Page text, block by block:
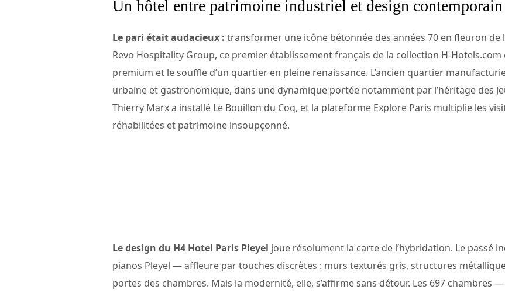
Un hôtel entre patrimoine industriel et design contemporain
Le pari était audacieux : transformer une icône bétonnée des années 70 en fleuron
Revo Hospitality Group, ce premier établissement français de la collection H-Hotels.com
premium et le souffle d’un quartier en pleine renaissance. L’ancien quartier
urbaine et gastronomique, dans une dynamique portée notamment par l’héritage des
Thierry Marx a installé Le Bouillon du Coq, et la plateforme Explore Paris multiplie les
réhabilitées et patrimoine insoupçonné.
Le design du H4 Hotel Paris Pleyel joue résolument la carte de l’hybridation. Le passé
pianos Pleyel — affleure par touches discrètes : murs texturés gris, structures
portes des chambres. Mais la modernité, elle, s’affirme sans détour. Les 697 chambres